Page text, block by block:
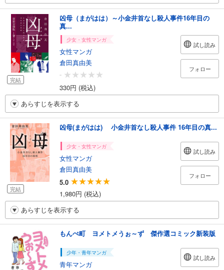
完結
凶母（まがはは）～小金井首なし殺人事件16年目の
真...
少女・女性マンガ
女性マンガ
倉田真由美
-
330円 (税込)
試し読み
フォロー
あらすじを表示する
完結
凶母(まがはは) 小金井首なし殺人事件 16年目の真...
少女・女性マンガ
女性マンガ
倉田真由美
5.0
1,980円 (税込)
試し読み
フォロー
あらすじを表示する
もんぺ町 ヨメトメうぉ～ず 傑作選コミック新装版
少年・青年マンガ
青年マンガ
試し読み